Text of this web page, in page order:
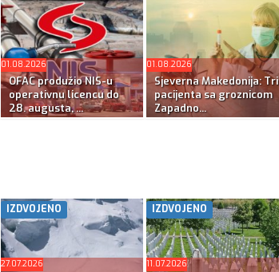
01.08.2026
OFAC produžio NIS-u
operativnu licencu do
28. augusta, ...
01.08.2026
Sjeverna Makedonija: Tri
pacijenta sa groznicom
Zapadno...
IZDVOJENO
27.07.2026
IZDVOJENO
11.07.2026